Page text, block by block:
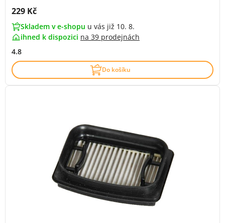
Cena s DPH:
229 Kč
Skladem v e-shopu u vás již 10. 8.
ihned k dispozici na 39 prodejnách
4.8
Do košíku